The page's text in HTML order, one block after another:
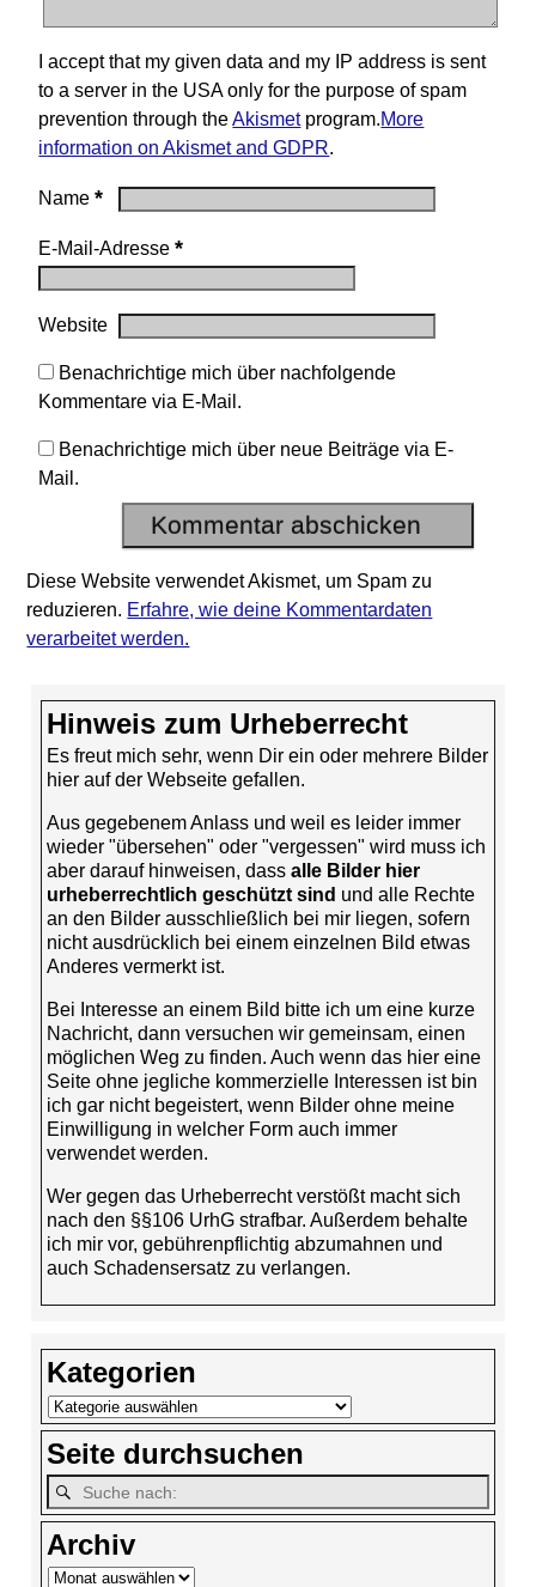
I accept that my given data and my IP address is sent
to a server in the USA only for the purpose of spam
prevention through theAkismetprogram.More
information on Akismet and GDPR.
Name*
E-Mail-Adresse*
Website
Benachrichtige mich über nachfolgende
Kommentare via E-Mail.
Benachrichtige mich über neue Beiträge via E-
Mail.
Diese Website verwendet Akismet, um Spam zu
reduzieren. Erfahre, wie deine Kommentardaten
verarbeitet werden.
Hinweis zum Urheberrecht
Es freut mich sehr, wenn Dir ein oder mehrere Bilder
hier auf der Webseite gefallen.
Aus gegebenem Anlass und weil es leider immer
wieder "übersehen" oder "vergessen" wird muss ich
aber darauf hinweisen, dassalle Bilder hier
urheberrechtlich geschützt sind und alle Rechte
an den Bilder ausschließlich bei mir liegen, sofern
nicht ausdrücklich bei einem einzelnen Bild etwas
Anderes vermerkt ist.
Bei Interesse an einem Bild bitte ich um eine kurze
Nachricht, dann versuchen wir gemeinsam, einen
möglichen Weg zu finden. Auch wenn das hier eine
Seite ohne jegliche kommerzielle Interessen ist bin
ich gar nicht begeistert, wenn Bilder ohne meine
Einwilligung in welcher Form auch immer
verwendet werden.
Wer gegen das Urheberrecht verstößt macht sich
nach den §§106 UrhG strafbar. Außerdem behalte
ich mir vor, gebührenpflichtig abzumahnen und
auch Schadensersatz zu verlangen.
Kategorien
Seite durchsuchen
Archiv